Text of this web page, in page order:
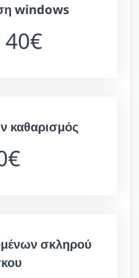
windows
καθαρισμός
σκληρού